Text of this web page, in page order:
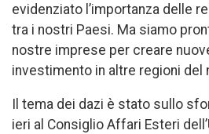
evidenziato l’importanza delle
tra i nostri Paesi. Ma siamo
nostre imprese per creare
investimento in altre regioni del
Il tema dei dazi è stato sullo
ieri al Consiglio Affari Esteri